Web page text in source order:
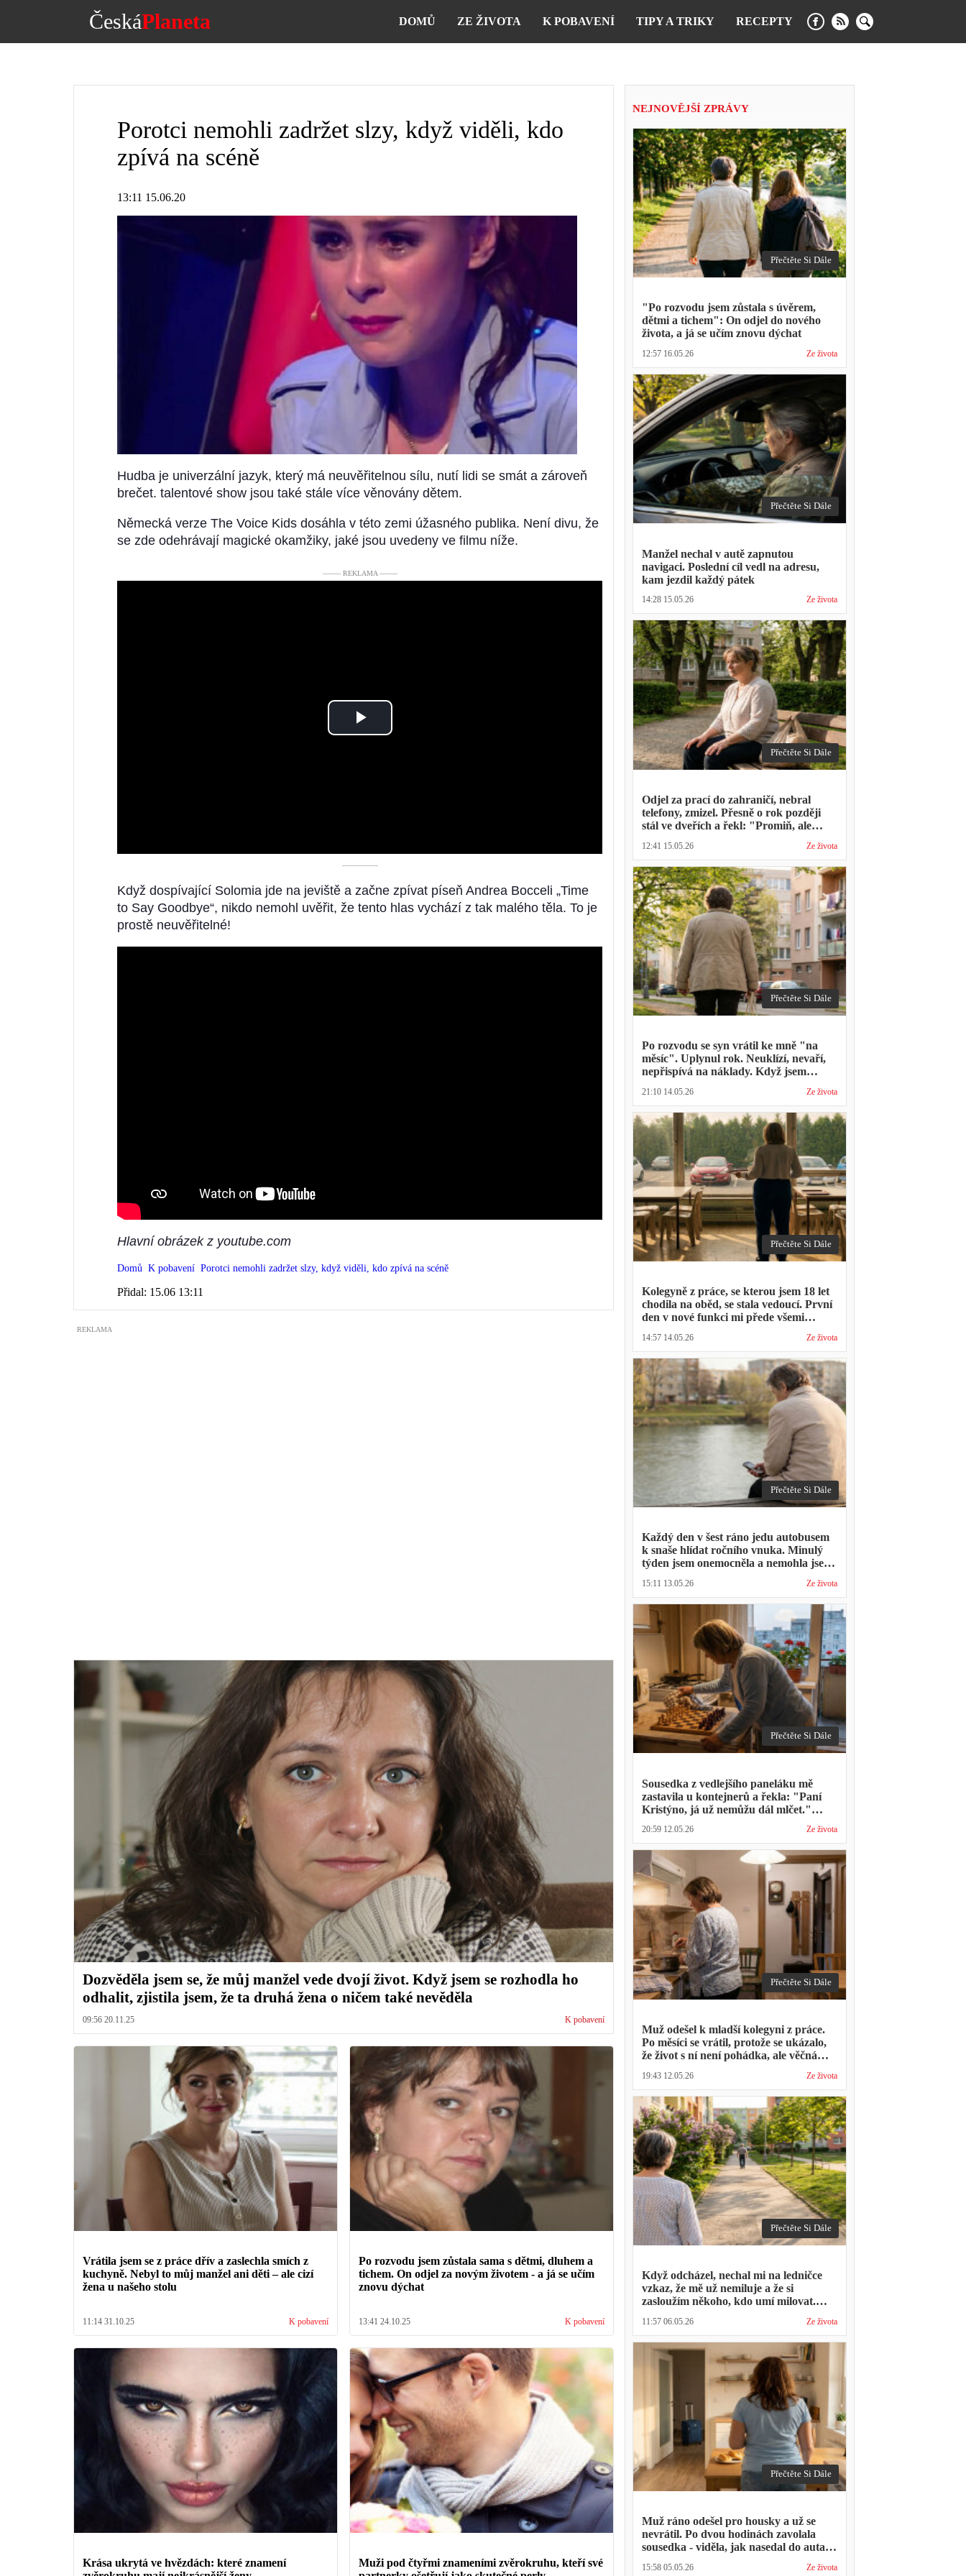
ČeskáPlaneta DOMŮ ZE ŽIVOTA K POBAVENÍ TIPY A TRIKY RECEPTY
Porotci nemohli zadržet slzy, když viděli, kdo
zpívá na scéně
13:11 15.06.20
Hudba je univerzální jazyk, který má neuvěřitelnou sílu, nutí lidi se smát a zároveň
brečet. talentové show jsou také stále více věnovány dětem.
Německá verze The Voice Kids dosáhla v této zemi úžasného publika. Není divu, že
se zde odehrávají magické okamžiky, jaké jsou uvedeny ve filmu níže.
––––– REKLAMA –––––
Play
––––––––––
Když dospívající Solomia jde na jeviště a začne zpívat píseň Andrea Bocceli „Time
to Say Goodbye“, nikdo nemohl uvěřit, že tento hlas vychází z tak malého těla. To je
prostě neuvěřitelné!
Hlavní obrázek z youtube.com
Domů K pobavení Porotci nemohli zadržet slzy, když viděli, kdo zpívá na scéně
Přidal: 15.06 13:11
REKLAMA
Dozvěděla jsem se, že můj manžel vede dvojí život. Když jsem se rozhodla ho
odhalit, zjistila jsem, že ta druhá žena o ničem také nevěděla
09:56 20.11.25 K pobavení
Vrátila jsem se z práce dřív a zaslechla smích z
kuchyně. Nebyl to můj manžel ani děti – ale cizí
žena u našeho stolu
11:14 31.10.25 K pobavení
Po rozvodu jsem zůstala sama s dětmi, dluhem a
tichem. On odjel za novým životem - a já se učím
znovu dýchat
13:41 24.10.25 K pobavení
Krása ukrytá ve hvězdách: které znamení
Muži pod čtyřmi znameními zvěrokruhu, kteří své
NEJNOVĚJŠÍ ZPRÁVY
Přečtěte Si Dále
"Po rozvodu jsem zůstala s úvěrem,
dětmi a tichem": On odjel do nového
života, a já se učím znovu dýchat
12:57 16.05.26 Ze života
Přečtěte Si Dále
Manžel nechal v autě zapnutou
navigaci. Poslední cíl vedl na adresu,
kam jezdil každý pátek
14:28 15.05.26 Ze života
Přečtěte Si Dále
Odjel za prací do zahraničí, nebral
telefony, zmizel. Přesně o rok později
stál ve dveřích a řekl: "Promiň, ale
12:41 15.05.26 Ze života
Přečtěte Si Dále
Po rozvodu se syn vrátil ke mně "na
měsíc". Uplynul rok. Neuklízí, nevaří,
nepřispívá na náklady. Když jsem
přece nevyhodíš vlastní dítě."
21:10 14.05.26 Ze života
Přečtěte Si Dále
Kolegyně z práce, se kterou jsem 18 let
chodila na oběd, se stala vedoucí. První
den v nové funkci mi přede všemi
Přestávka trvala stejně jako vždycky
14:57 14.05.26 Ze života
Přečtěte Si Dále
Každý den v šest ráno jedu autobusem
k snaše hlídat ročního vnuka. Minulý
týden jsem onemocněla a nemohla jsem
den volna. Víš, kolik nás to stálo?"
15:11 13.05.26 Ze života
Přečtěte Si Dále
Sousedka z vedlejšího paneláku mě
zastavila u kontejnerů a řekla: "Paní
Kristýno, já už nemůžu dál mlčet."
manžela ve čtvrtky na lavičce před
lékárnou s tou samou ženou
20:59 12.05.26 Ze života
Přečtěte Si Dále
Muž odešel k mladší kolegyni z práce.
Po měsíci se vrátil, protože se ukázalo,
že život s ní není pohádka, ale věčná
19:43 12.05.26 Ze života
Přečtěte Si Dále
Když odcházel, nechal mi na ledničce
vzkaz, že mě už nemiluje a že si
zasloužím někoho, kdo umí milovat.
mohl přijít na nedělní oběd, protože ta
druhá ho vyhodila a nemá kde strávit
svátky
11:57 06.05.26 Ze života
Přečtěte Si Dále
Muž ráno odešel pro housky a už se
nevrátil. Po dvou hodinách zavolala
sousedka - viděla, jak nasedal do auta s
týden pomáhala balit na služební cestu
15:58 05.05.26 Ze života